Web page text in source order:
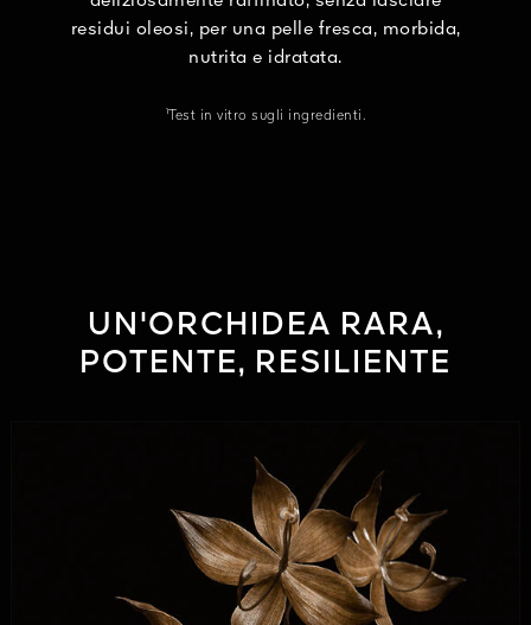
residui oleosi, per una pelle fresca, morbida,
nutrita e idratata.
¹Test in vitro sugli ingredienti.
UN'ORCHIDEA RARA,
POTENTE, RESILIENTE